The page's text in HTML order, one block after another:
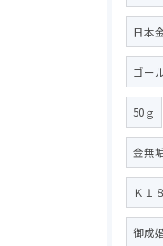
日本
ゴー
50ｇ
金無
Ｋ１８
御成